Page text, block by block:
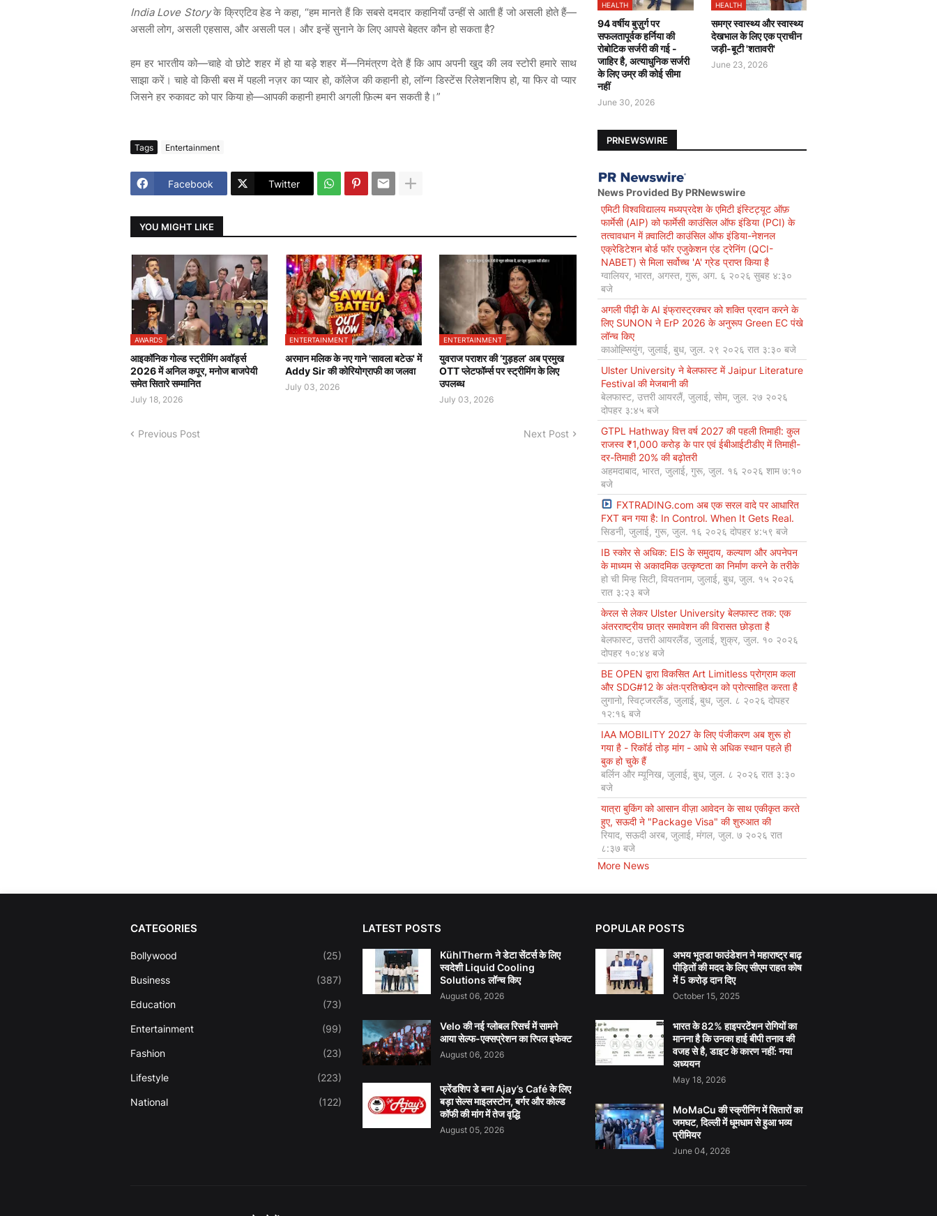
India Love Storyके क्रिएटिव हेड ने कहा, “हम मानते हैं कि सबसे दमदार कहानियाँ उन्हीं से आती हैं जो असली होते हैं—
असली लोग, असली एहसास, और असली पल। और इन्हें सुनाने के लिए आपसे बेहतर कौन हो सकता है?
हम हर भारतीय को—चाहे वो छोटे शहर में हो या बड़े शहर में—निमंत्रण देते हैं कि आप अपनी खुद की लव स्टोरी हमारे साथ
साझा करें। चाहे वो किसी बस में पहली नज़र का प्यार हो, कॉलेज की कहानी हो, लॉन्ग डिस्टेंस रिलेशनशिप हो, या फिर वो प्यार
जिसने हर रुकावट को पार किया हो—आपकी कहानी हमारी अगली फ़िल्म बन सकती है।”
Tags Entertainment
Facebook Twitter
YOU MIGHT LIKE
AWARDS
आइकॉनिक गोल्ड स्ट्रीमिंग अवॉर्ड्स
2026 में अनिल कपूर, मनोज बाजपेयी
समेत सितारे सम्मानित
July 18, 2026
ENTERTAINMENT
अरमान मलिक के नए गाने 'सावला बटेऊ' में
Addy Sir की कोरियोग्राफी का जलवा
July 03, 2026
ENTERTAINMENT
युवराज पराशर की ‘गुड़हल’ अब प्रमुख
OTT प्लेटफॉर्म्स पर स्ट्रीमिंग के लिए
उपलब्ध
July 03, 2026
Previous Post Next Post
HEALTH
94 वर्षीय बुज़ुर्ग पर
सफलतापूर्वक हर्निया की
रोबोटिक सर्जरी की गई -
जाहिर है, अत्याधुनिक सर्जरी
के लिए उम्र की कोई सीमा
नहीं
June 30, 2026
HEALTH
समग्र स्वास्थ्य और स्वास्थ्य
देखभाल के लिए एक प्राचीन
जड़ी-बूटी 'शतावरी'
June 23, 2026
PRNEWSWIRE
News Provided By PRNewswire
एमिटी विश्वविद्यालय मध्यप्रदेश के एमिटी इंस्टिट्यूट ऑफ़
फार्मेसी (AIP) को फार्मेसी काउंसिल ऑफ इंडिया (PCI) के
तत्वावधान में क़्वालिटी काउंसिल ऑफ इंडिया-नेशनल
एक्रेडिटेशन बोर्ड फॉर एजुकेशन एंड ट्रेनिंग (QCI-
NABET) से मिला सर्वोच्च 'A' ग्रेड प्राप्त किया है
ग्वालियर, भारत, अगस्त, गुरू, अग. ६ २०२६ सुबह ४:३०
बजे
अगली पीढ़ी के AI इंफ्रास्ट्रक्चर को शक्ति प्रदान करने के
लिए SUNON ने ErP 2026 के अनुरूप Green EC पंखे
लॉन्च किए
काओह्सियुंग, जुलाई, बुध, जुल. २९ २०२६ रात ३:३० बजे
Ulster University ने बेलफास्ट में Jaipur Literature
Festival की मेजबानी की
बेलफास्ट, उत्तरी आयरलैं, जुलाई, सोम, जुल. २७ २०२६
दोपहर ३:४५ बजे
GTPL Hathway वित्त वर्ष 2027 की पहली तिमाही: कुल
राजस्व ₹1,000 करोड़ के पार एवं ईबीआईटीडीए में तिमाही-
दर-तिमाही 20% की बढ़ोतरी
अहमदाबाद, भारत, जुलाई, गुरू, जुल. १६ २०२६ शाम ७:१०
बजे
FXTRADING.com अब एक सरल वादे पर आधारित
FXT बन गया है: In Control. When It Gets Real.
सिडनी, जुलाई, गुरू, जुल. १६ २०२६ दोपहर ४:५९ बजे
IB स्कोर से अधिक: EIS के समुदाय, कल्याण और अपनेपन
के माध्यम से अकादमिक उत्कृष्टता का निर्माण करने के तरीके
हो ची मिन्ह सिटी, वियतनाम, जुलाई, बुध, जुल. १५ २०२६
रात ३:२३ बजे
केरल से लेकर Ulster University बेलफास्ट तक: एक
अंतरराष्ट्रीय छात्र समावेशन की विरासत छोड़ता है
बेलफास्ट, उत्तरी आयरलैंड, जुलाई, शुक्र, जुल. १० २०२६
दोपहर १०:४४ बजे
BE OPEN द्वारा विकसित Art Limitless प्रोग्राम कला
और SDG#12 के अंतःप्रतिच्छेदन को प्रोत्साहित करता है
लुगानो, स्विट्जरलैंड, जुलाई, बुध, जुल. ८ २०२६ दोपहर
१२:१६ बजे
IAA MOBILITY 2027 के लिए पंजीकरण अब शुरू हो
गया है - रिकॉर्ड तोड़ मांग - आधे से अधिक स्थान पहले ही
बुक हो चुके हैं
बर्लिन और म्यूनिख, जुलाई, बुध, जुल. ८ २०२६ रात ३:३०
बजे
यात्रा बुकिंग को आसान वीज़ा आवेदन के साथ एकीकृत करते
हुए, सऊदी ने "Package Visa" की शुरुआत की
रियाद, सऊदी अरब, जुलाई, मंगल, जुल. ७ २०२६ रात
८:३७ बजे
More News
CATEGORIES
Bollywood (25)
Business (387)
Education (73)
Entertainment (99)
Fashion (23)
Lifestyle (223)
National (122)
LATEST POSTS
KühlTherm ने डेटा सेंटर्स के लिए
स्वदेशी Liquid Cooling
Solutions लॉन्च किए
August 06, 2026
Velo की नई ग्लोबल रिसर्च में सामने
आया सेल्फ-एक्सप्रेशन का रिपल इफेक्ट
August 06, 2026
फ्रेंडशिप डे बना Ajay’s Café के लिए
बड़ा सेल्स माइलस्टोन, बर्गर और कोल्ड
कॉफी की मांग में तेज वृद्धि
August 05, 2026
POPULAR POSTS
अभय भूतडा फाउंडेशन ने महाराष्ट्र बाढ़
पीड़ितों की मदद के लिए सीएम राहत कोष
में 5 करोड़ दान दिए
October 15, 2025
भारत के 82% हाइपरटेंशन रोगियों का
मानना है कि उनका हाई बीपी तनाव की
वजह से है, डाइट के कारण नहीं: नया
अध्ययन
May 18, 2026
MoMaCu की स्क्रीनिंग में सितारों का
जमघट, दिल्ली में धूमधाम से हुआ भव्य
प्रीमियर
June 04, 2026